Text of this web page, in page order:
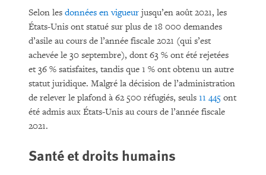
Selon les données en vigueur jusqu’en août 2021, les
États-Unis ont statué sur plus de 18 000 demandes
d’asile au cours de l’année fiscale 2021 (qui s’est
achevée le 30 septembre), dont 63 % ont été rejetées
et 36 % satisfaites, tandis que 1 % ont obtenu un autre
statut juridique. Malgré la décision de l’administration
de relever le plafond à 62 500 réfugiés, seuls 11 445 ont
été admis aux États-Unis au cours de l’année fiscale
2021.
Santé et droits humains